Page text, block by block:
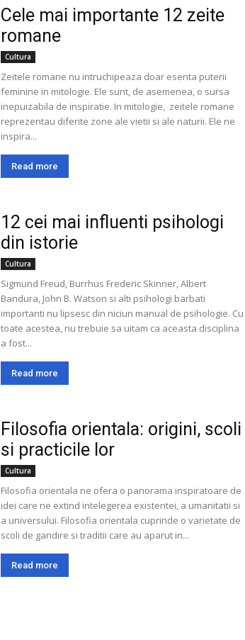
Cele mai importante 12 zeite
romane
Cultura
Zeitele romane nu intruchipeaza doar esenta puterii
feminine in mitologie. Ele sunt, de asemenea, o sursa
inepuizabila de inspiratie. In mitologie, zeitele romane
reprezentau diferite zone ale vietii si ale naturii. Ele ne
inspira...
Read more
12 cei mai influenti psihologi
din istorie
Cultura
Sigmund Freud, Burrhus Frederic Skinner, Albert
Bandura, John B. Watson si alti psihologi barbati
importanti nu lipsesc din niciun manual de psihologie. Cu
toate acestea, nu trebuie sa uitam ca aceasta disciplina
a fost...
Read more
Filosofia orientala: origini, scoli
si practicile lor
Cultura
Filosofia orientala ne ofera o panorama inspiratoare de
idei care ne extind intelegerea existentei, a umanitatii si
a universului. Filosofia orientala cuprinde o varietate de
scoli de gandire si traditii care au aparut in...
Read more